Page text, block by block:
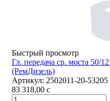
Быстрый просмотр
Гл. передача ср. моста 50/
(РемДизель)
Артикул: 2502011-20-53205
83 318,00 c